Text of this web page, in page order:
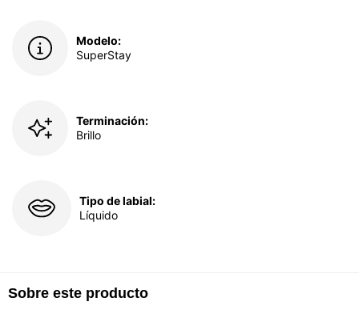
Modelo:
SuperStay
Terminación:
Brillo
Tipo de labial:
Líquido
Sobre este producto